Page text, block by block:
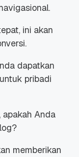
ini akan
dapatkan
pribadi
apakah Anda
memberikan